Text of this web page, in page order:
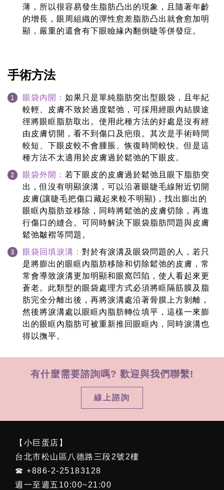
薄，所以很容易發生脂肪凸出的現象，且隨著年齡
的增長，眼周組織的彈性愈差脂肪凸出就會愈加明
顯，嚴重的還會有下眼瞼緣內翻倒睫等併發症。
手術方法
眼袋內開： 如果只是單純脂肪突出型眼袋，且年紀
較輕、皮膚不致於過度鬆弛，可採用經眼內結膜途
徑將眼眶脂肪取出。使用此種方法的好處是沒有經
由皮膚切開，看不到傷口及疤痕。其次是手術時間
較短、下眼皮較不會腫脹、恢復時間較快。但是這
種方法不太適用於皮膚過於鬆弛的下眼皮。
眼袋外開： 若下眼皮的皮膚過於鬆弛且眼下脂肪突
出，但沒有明顯淚溝，可以沿著眼睫毛線附近切開
皮膚(讓睫毛把傷口藏起來較不明顯)，找出膨出的
眼眶內脂肪並移除，同時將鬆弛的皮膚切除，再進
行傷口的縫合。可同時解決下眼袋脂肪問題與皮膚
鬆弛皺褶等問題。
眼袋回填淚溝： 對於有淚溝及眼袋問題的人，若只
是將膨出的眼眶內脂肪移除和切除鬆弛的皮膚，常
常會導致淚溝更加明顯和眼窩凹陷，使人看起來更
蒼老。此類型的眼袋處理方式必須將眶隔筋膜及脂
肪完全分離出後，再將淚溝處沿著骨膜上方剝離，
然後將淚溝處以眼眶內脂肪轉位填平，這樣一來膨
出的眼眶內脂肪可被重新推回眼眶內，同時淚溝也
得以撫平。
有什麼需要諮詢嗎? 歡迎與我們聯繫!
線上諮詢
【小巨蛋店】
台北市松山區八德路三段2號2樓
☎ +886-2-25183128
週一至週五10:00~21:00